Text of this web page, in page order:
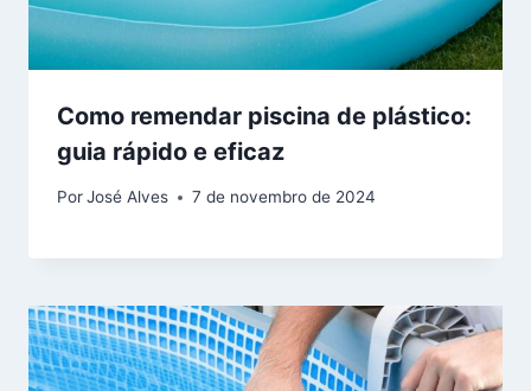
Como remendar piscina de plástico:
guia rápido e eficaz
PorJosé Alves 7 de novembro de 2024